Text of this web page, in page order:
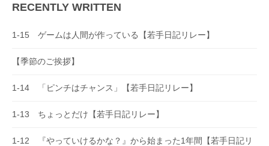
g
a
o
RECENTLY WRITTEN
1-15 ゲームは人間が作っている【若手日記リレー】
【季節のご挨拶】
1-14 「ピンチはチャンス」【若手日記リレー】
1-13 ちょっとだけ【若手日記リレー】
1-12 『やっていけるかな？』から始まった1年間【若手日記リ